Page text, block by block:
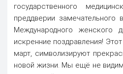
государственного
преддверии замечательного
Международного
искренние поздравления!
март, символизируют
новой жизни. Мы ещё не